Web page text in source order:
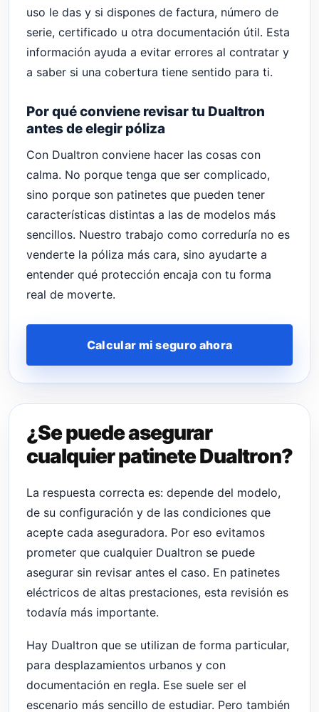
uso le das y si dispones de factura, número de
serie, certificado u otra documentación útil. Esta
información ayuda a evitar errores al contratar y
a saber si una cobertura tiene sentido para ti.
Por qué conviene revisar tu Dualtron
antes de elegir póliza
Con Dualtron conviene hacer las cosas con
calma. No porque tenga que ser complicado,
sino porque son patinetes que pueden tener
características distintas a las de modelos más
sencillos. Nuestro trabajo como correduría no es
venderte la póliza más cara, sino ayudarte a
entender qué protección encaja con tu forma
real de moverte.
Calcular mi seguro ahora
¿Se puede asegurar
cualquier patinete Dualtron?
La respuesta correcta es: depende del modelo,
de su configuración y de las condiciones que
acepte cada aseguradora. Por eso evitamos
prometer que cualquier Dualtron se puede
asegurar sin revisar antes el caso. En patinetes
eléctricos de altas prestaciones, esta revisión es
todavía más importante.
Hay Dualtron que se utilizan de forma particular,
para desplazamientos urbanos y con
documentación en regla. Ese suele ser el
escenario más sencillo de estudiar. Pero también